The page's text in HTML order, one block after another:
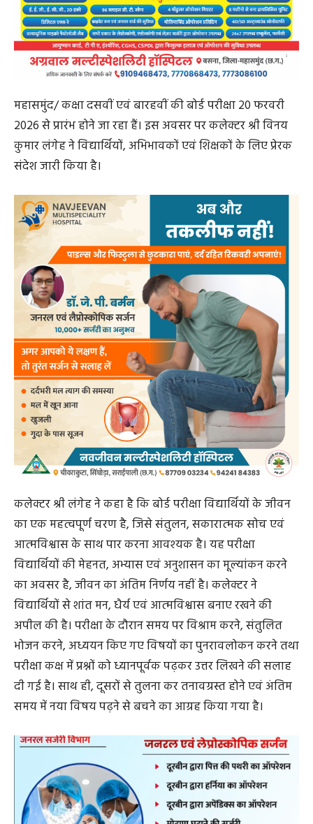
महासमुंद/ कक्षा दसवीं एवं बारहवीं की बोर्ड परीक्षा 20 फरवरी
2026 से प्रारंभ होने जा रहा हैं। इस अवसर पर कलेक्टर श्री विनय
कुमार लंगेह ने विद्यार्थियों, अभिभावकों एवं शिक्षकों के लिए प्रेरक
संदेश जारी किया है।
कलेक्टर श्री लंगेह ने कहा है कि बोर्ड परीक्षा विद्यार्थियों के जीवन
का एक महत्वपूर्ण चरण है, जिसे संतुलन, सकारात्मक सोच एवं
आत्मविश्वास के साथ पार करना आवश्यक है। यह परीक्षा
विद्यार्थियों की मेहनत, अभ्यास एवं अनुशासन का मूल्यांकन करने
का अवसर है, जीवन का अंतिम निर्णय नहीं है। कलेक्टर ने
विद्यार्थियों से शांत मन, धैर्य एवं आत्मविश्वास बनाए रखने की
अपील की है। परीक्षा के दौरान समय पर विश्राम करने, संतुलित
भोजन करने, अध्ययन किए गए विषयों का पुनरावलोकन करने तथा
परीक्षा कक्ष में प्रश्नों को ध्यानपूर्वक पढ़कर उत्तर लिखने की सलाह
दी गई है। साथ ही, दूसरों से तुलना कर तनावग्रस्त होने एवं अंतिम
समय में नया विषय पढ़ने से बचने का आग्रह किया गया है।